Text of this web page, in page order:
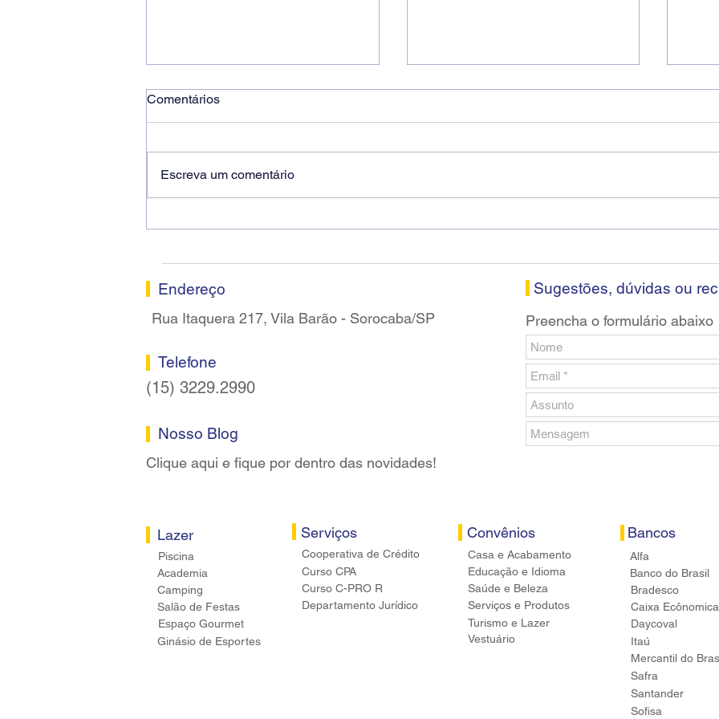
Comentários
Escreva um comentário
Endereço
Rua Itaquera 217, Vila Barão - Sorocaba/SP
Telefone
(15) 3229.2990
Nosso Blog
Clique aqui e fique por dentro das novidades!
Lazer
Piscina
Academia
Camping
Salão de Festas
Espaço Gourmet
Ginásio de Esportes
Serviços
Cooperativa de Crédito
Curso CPA
Curso C-PRO R
Departamento Jurídico
Sugestões, dúvidas ou
Preencha o formulário abaixo
Convênios
Casa e Acabamento
Educação e Idioma
Saúde e Beleza
Serviços e Produtos
Turismo e Lazer
Vestuário
Bancos
Alfa
Banco do Brasil
Bradesco
Caixa
Daycoval
Itaú
Mercantil do
Safra
Santander
Sofisa